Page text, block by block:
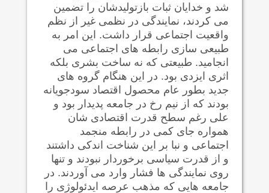
شد و خدایان ثبات بازتوليدشان را تضمين
می کردند، نمایندگی در نظمی غیر از نظم
واقعیت اجتماعی قرار داشت. این امر به
طبیعی سازی رابطه های اجتماعی می
انجامید. طبیعتی که نه ساخت بشری بلکه
اثری ایزدی بود. در این هنگام گروه های
جدید بطور عام محصول اقتصاد سودجویانه
بودند که از نیم رخ در جامعه پدیدار بود و
علی رغم سطح قدرت اقتصادی شان
همواره جای کمی در رابطه منجمد
اجتماعی و نبا بر اين شناخت اندکی داشتند
و از قدرت سیاسی برخوردار نبودند و تنها
روی نمایندگی ها فشار وارد می آوردند. در
جامعه هایی که مذهب عرصه ايدئولوژی را